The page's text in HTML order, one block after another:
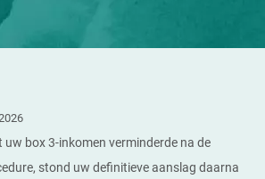
uw box 3-inkomen verminderde na de
stond uw definitieve aanslag daarna